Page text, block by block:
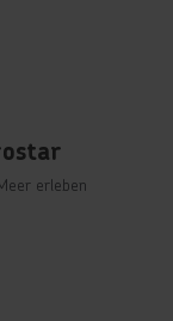
erleben